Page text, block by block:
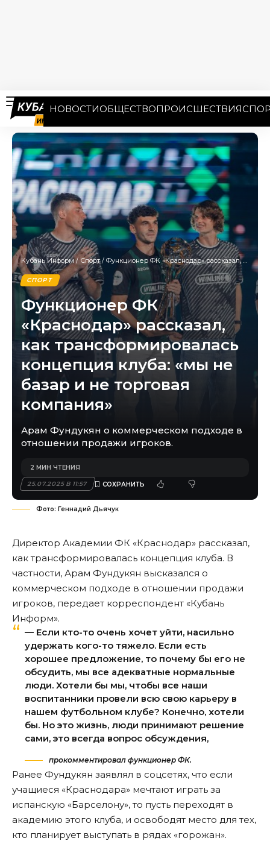
НОВОСТИОБЩЕСТВОПРОИСШЕСТВИЯ
Кубань Информ/ Спорт/ Функционер ФК «Краснодар» рассказал, как трансформировалась концепция клуба: «мы не базар и не торговая компания»
СПОРТ
Функционер ФК
«Краснодар» рассказал,
как трансформировалась
концепция клуба: «мы не
базар и не торговая
компания»
Арам Фундукян о коммерческом подходе в
отношении продажи игроков.
25.07.2025 В 11:57
2 МИН ЧТЕНИЯ
Фото: Геннадий Дьячук
Директор Академии ФК «Краснодар» рассказал,
как трансформировалась концепция клуба. В
частности, Арам Фундукян высказался о
коммерческом подходе в отношении продажи
игроков, передает корреспондент «Кубань
Информ».
— Если кто-то очень хочет уйти, насильно
удержать кого-то тяжело. Если есть
хорошее предложение, то почему бы его не
обсудить, мы все адекватные нормальные
люди. Хотели бы мы, чтобы все наши
воспитанники провели всю свою карьеру в
нашем футбольном клубе? Конечно, хотели
бы. Но это жизнь, люди принимают решение
сами, это всегда вопрос обсуждения,
прокомментировал функционер ФК.
Ранее Фундукян заявлял в соцсетях, что если
учащиеся «Краснодара» мечтают играть за
испанскую «Барселону», то пусть переходят в
академию этого клуба, и освободят место для тех,
кто планирует выступать в рядах «горожан».